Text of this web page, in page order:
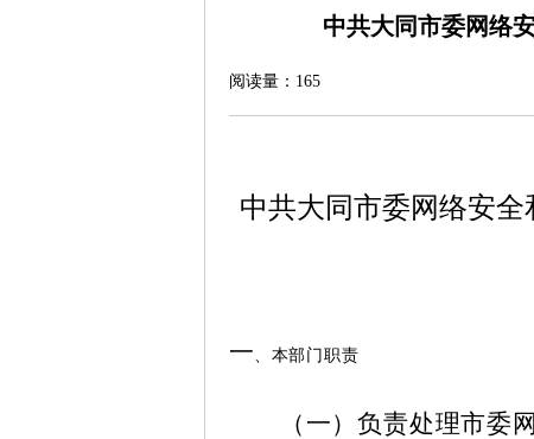
中共大同市委网络
阅读量： 165
中共大同市委网络安全
一、本部门职责
（一）负责处理市委